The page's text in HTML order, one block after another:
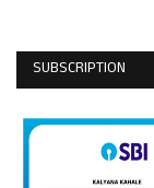
SUBSCRIPTION